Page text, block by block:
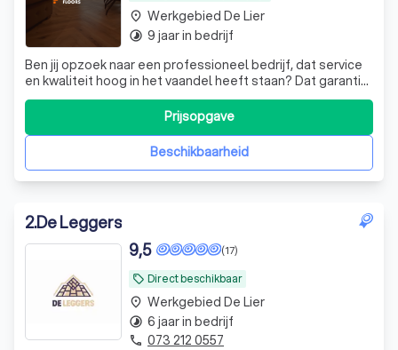
Ben jij opzoek naar een professioneel bedrijf, dat service
en kwaliteit hoog in het vaandel heeft staan? Dat garantie
geeft op de producten én diensten? En òòk nog eens met
de laagste prijsgarantie?
Beschikbaarheid
Prijsopgave
place Werkgebied De Lier
timelapse 9 jaar in bedrijf
2.De Leggers
local_offer Direct beschikbaar
(17)
9,5
place Werkgebied De Lier
timelapse 6 jaar in bedrijf
phone 073 212 0557